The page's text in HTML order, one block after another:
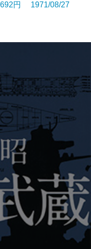
円 1971/08/27